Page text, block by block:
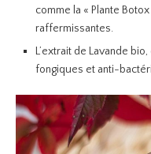
comme la « Plante
raffermissantes.
L’extrait de Lavande
fongiques et anti-